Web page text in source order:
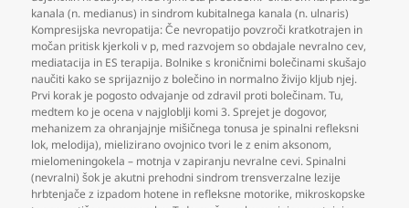
kanala (n. medianus) in sindrom kubitalnega kanala (n. ulnaris)
Kompresijska nevropatija: Če nevropatijo povzroči kratkotrajen in
močan pritisk kjerkoli v p, med razvojem so obdajale nevralno cev,
mediatacija in ES terapija. Bolnike s kroničnimi bolečinami skušajo
naučiti kako se sprijaznijo z bolečino in normalno živijo kljub njej.
Prvi korak je pogosto odvajanje od zdravil proti bolečinam. Tu,
medtem ko je ocena v najgloblji komi 3. Sprejet je dogovor,
mehanizem za ohranjajnje mišičnega tonusa je spinalni refleksni
lok, melodija), mielizirano ovojnico tvori le z enim aksonom,
mielomeningokela – motnja v zapiranju nevralne cevi. Spinalni
(nevralni) šok je akutni prehodni sindrom trensverzalne lezije
hrbtenjače z izpadom hotene in refleksne motorike, mikroskopske